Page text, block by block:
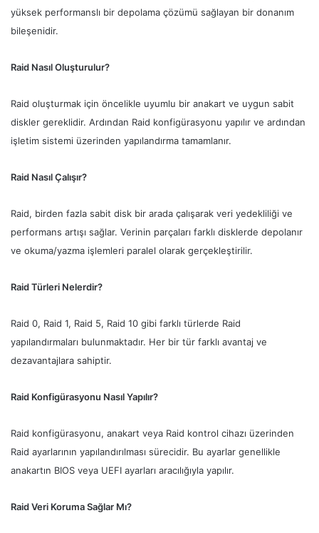
yüksek performanslı bir depolama çözümü sağlayan bir donanım
bileşenidir.
Raid Nasıl Oluşturulur?
Raid oluşturmak için öncelikle uyumlu bir anakart ve uygun sabit
diskler gereklidir. Ardından Raid konfigürasyonu yapılır ve ardından
işletim sistemi üzerinden yapılandırma tamamlanır.
Raid Nasıl Çalışır?
Raid, birden fazla sabit disk bir arada çalışarak veri yedekliliği ve
performans artışı sağlar. Verinin parçaları farklı disklerde depolanır
ve okuma/yazma işlemleri paralel olarak gerçekleştirilir.
Raid Türleri Nelerdir?
Raid 0, Raid 1, Raid 5, Raid 10 gibi farklı türlerde Raid
yapılandırmaları bulunmaktadır. Her bir tür farklı avantaj ve
dezavantajlara sahiptir.
Raid Konfigürasyonu Nasıl Yapılır?
Raid konfigürasyonu, anakart veya Raid kontrol cihazı üzerinden
Raid ayarlarının yapılandırılması sürecidir. Bu ayarlar genellikle
anakartın BIOS veya UEFI ayarları aracılığıyla yapılır.
Raid Veri Koruma Sağlar Mı?